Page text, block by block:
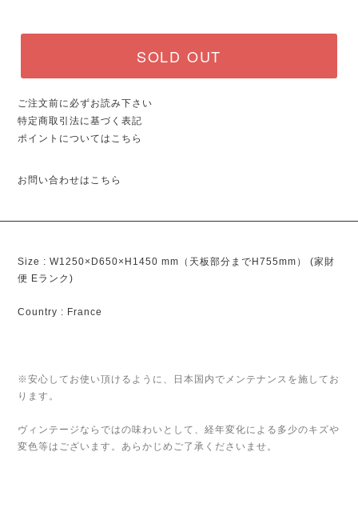
SOLD OUT
ご注文前に必ずお読み下さい
特定商取引法に基づく表記
ポイントについてはこちら
お問い合わせはこちら
Size : W1250×D650×H1450 mm（天板部分までH755mm） (家財
便 Eランク)
Country : France
※安心してお使い頂けるように、日本国内でメンテナンスを施してお
ります。
ヴィンテージならではの味わいとして、経年変化による多少のキズや
変色等はございます。あらかじめご了承くださいませ。